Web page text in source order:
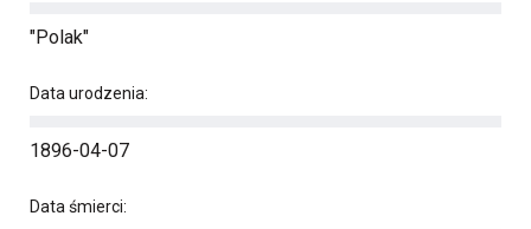
"Polak"
Data urodzenia:
1896-04-07
Data śmierci: